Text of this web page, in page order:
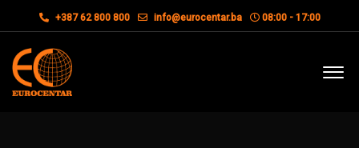
+387 62 800 800 info@eurocentar.ba 08:00 - 17:00